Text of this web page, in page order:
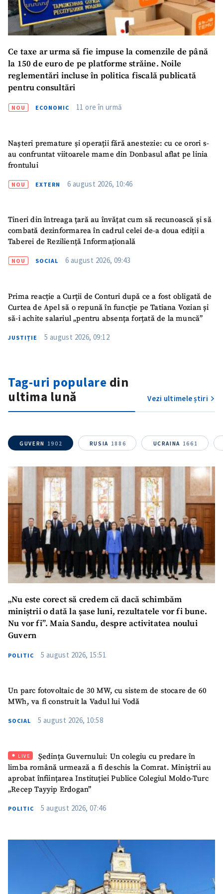
Ce taxe ar urma să fie impuse la comenzile de până
la 150 de euro de pe platforme străine. Noile
reglementări incluse în politica fiscală publicată
pentru consultări
NOU ECONOMIC 11 ore în urmă
Nașteri premature și operații fără anestezie: cu ce orori s-
au confruntat viitoarele mame din Donbasul aflat pe linia
frontului
NOU EXTERN 6 august 2026, 10:46
Tineri din întreaga țară au învățat cum să recunoască și să
combată dezinformarea în cadrul celei de-a doua ediții a
Taberei de Reziliență Informațională
NOU SOCIAL 6 august 2026, 09:43
Prima reacție a Curții de Conturi după ce a fost obligată de
Curtea de Apel să o repună în funcție pe Tatiana Vozian și
să-i achite salariul „pentru absența forțată de la muncă”
JUSTIȚIE 5 august 2026, 09:12
Tag-uri populare din
ultima lună
Vezi ultimele știri
GUVERN 1902 RUSIA 1886 UCRAINA 1661
„Nu este corect să credem că dacă schimbăm
miniștrii o dată la șase luni, rezultatele vor fi bune.
Nu vor fi”. Maia Sandu, despre activitatea noului
Guvern
POLITIC 5 august 2026, 15:51
Un parc fotovoltaic de 30 MW, cu sistem de stocare de 60
MWh, va fi construit la Vadul lui Vodă
SOCIAL 5 august 2026, 10:58
LIVE
Ședința Guvernului: Un colegiu cu predare în
limba română urmează a fi deschis la Comrat. Miniștrii au
aprobat înființarea Instituției Publice Colegiul Moldo-Turc
„Recep Tayyip Erdogan”
POLITIC 5 august 2026, 07:46
ȘTIREA MEA
Titlu știre+ Adaugă titlu
Fotografie
+ Încarcă imagine
Link media+ Link media
Mesajul știrei
+ Mesajul știrei
Sursă anonimă
Am citit și sunt de
acord cupolitica de
confidențialitate.